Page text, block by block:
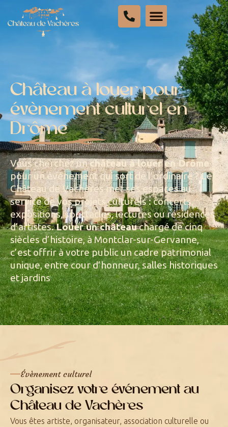
Château à louer pour
évènement culturel en
Drôme
Vous cherchez unchâteau à louer en Drôme
pour un événement qui sort de l’ordinaire ? Le
Château de Vachères met ses espaces au
service de vos projets culturels : concerts,
expositions, spectacles, lectures ou résidences
d’artistes.Louer un châteauchargé de cinq
siècles d’histoire, à Montclar-sur-Gervanne,
c’est offrir à votre public un cadre patrimonial
unique, entre cour d’honneur, salles historiques
et jardins
Évènement culturel
Organisez votre événement au
Château de Vachères
Vous êtes artiste, organisateur, association culturelle ou